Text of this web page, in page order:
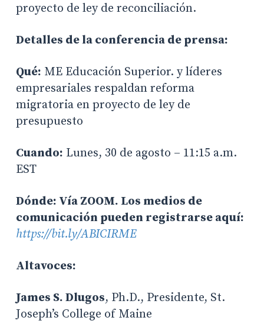
proyecto de ley de reconciliación.
Detalles de la conferencia de prensa:
Qué: ME Educación Superior. y líderes
empresariales respaldan reforma
migratoria en proyecto de ley de
presupuesto
Cuando: Lunes, 30 de agosto – 11:15 a.m.
EST
Dónde: Vía ZOOM. Los medios de
comunicación pueden registrarse aquí:
https://bit.ly/ABICIRME
Altavoces:
James S. Dlugos, Ph.D., Presidente, St.
Joseph’s College of Maine